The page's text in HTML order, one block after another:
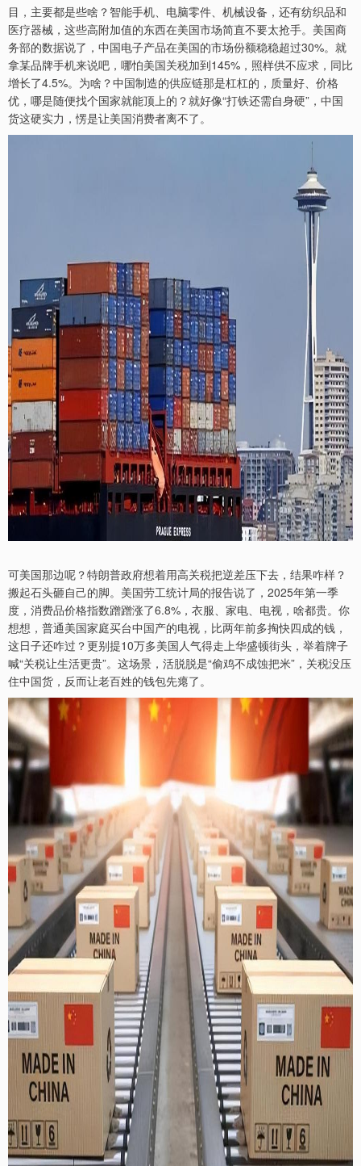
目，主要都是些啥？智能手机、电脑零件、机械设备，还有纺织品和
医疗器械，这些高附加值的东西在美国市场简直不要太抢手。美国商
务部的数据说了，中国电子产品在美国的市场份额稳稳超过30%。就
拿某品牌手机来说吧，哪怕美国关税加到145%，照样供不应求，同比
增长了4.5%。为啥？中国制造的供应链那是杠杠的，质量好、价格
优，哪是随便找个国家就能顶上的？就好像“打铁还需自身硬”，中国
货这硬实力，愣是让美国消费者离不了。
可美国那边呢？特朗普政府想着用高关税把逆差压下去，结果咋样？
搬起石头砸自己的脚。美国劳工统计局的报告说了，2025年第一季
度，消费品价格指数蹭蹭涨了6.8%，衣服、家电、电视，啥都贵。你
想想，普通美国家庭买台中国产的电视，比两年前多掏快四成的钱，
这日子还咋过？更别提10万多美国人气得走上华盛顿街头，举着牌子
喊“关税让生活更贵”。这场景，活脱脱是“偷鸡不成蚀把米”，关税没压
住中国货，反而让老百姓的钱包先瘪了。